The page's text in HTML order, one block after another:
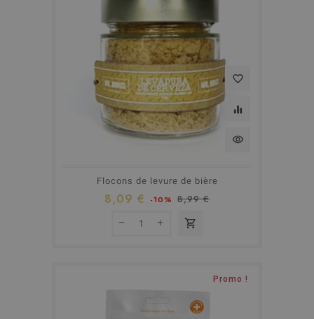
favorite_border
equalizer
visibility
Flocons de levure de bière
8,09 € -10% 8,99 €
shopping_cart
Promo !